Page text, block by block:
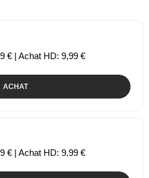
€ | Achat HD: 9,99 €
ACHAT
€ | Achat HD: 9,99 €